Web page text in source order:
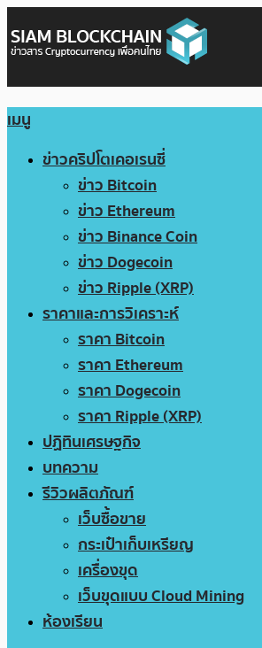
เมนู
ข่าวคริปโตเคอเรนซี่
ข่าว Bitcoin
ข่าว Ethereum
ข่าว Binance Coin
ข่าว Dogecoin
ข่าว Ripple (XRP)
ราคาและการวิเคราะห์
ราคา Bitcoin
ราคา Ethereum
ราคา Dogecoin
ราคา Ripple (XRP)
ปฏิทินเศรษฐกิจ
บทความ
รีวิวผลิตภัณฑ์
เว็บซื้อขาย
กระเป๋าเก็บเหรียญ
เครื่องขุด
เว็บขุดแบบ Cloud Mining
ห้องเรียน